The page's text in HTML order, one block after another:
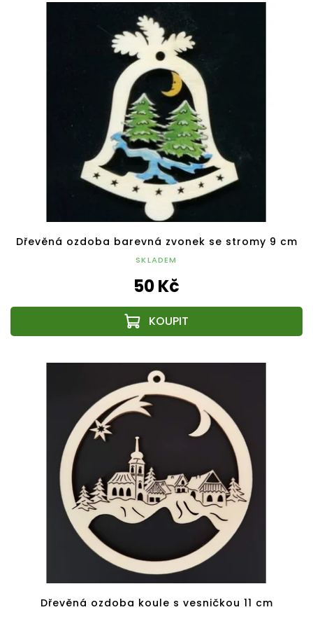
Dřevěná ozdoba barevná zvonek se stromy 9 cm
SKLADEM
50 Kč
Dřevěná ozdoba koule s vesničkou 11 cm